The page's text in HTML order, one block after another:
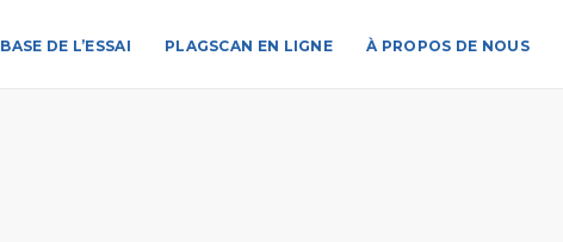
BASE DE L’ESSAI PLAGSCAN EN LIGNE À PROPOS DE NOUS